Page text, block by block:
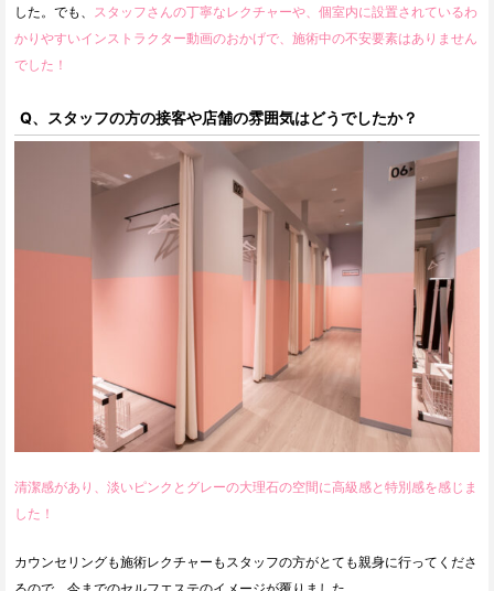
した。でも、 スタッフさんの丁寧なレクチャーや、個室内に設置されているわ
かりやすいインストラクター動画のおかげで、施術中の不安要素はありません
でした！
Q、スタッフの方の接客や店舗の雰囲気はどうでしたか？
清潔感があり、淡いピンクとグレーの大理石の空間に高級感と特別感を感じま
した！
カウンセリングも施術レクチャーもスタッフの方がとても親身に行ってくださ
るので、今までのセルフエステのイメージが覆りました。